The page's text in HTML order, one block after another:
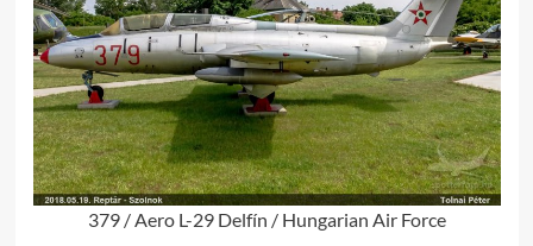
379 / Aero L-29 Delfín / Hungarian Air Force